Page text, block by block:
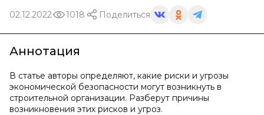
02.12.2022 1018 Поделиться
Аннотация
В статье авторы определяют, какие риски и угрозы
экономической безопасности могут возникнуть в
строительной организации. Разберут причины
возникновения этих рисков и угроз.